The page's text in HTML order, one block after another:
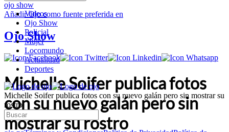
Videos
Ojo Show
Policial
Mujer
Locomundo
Actualidad
Deportes
Michelle Soifer publica fotos con su nuevo galán pero sin mostrar su
rostro
ojo show
AñadirOjocomo fuente preferida en
Ojo Show
Michelle Soifer publica fotos
con su nuevo galán pero sin
mostrar su rostro